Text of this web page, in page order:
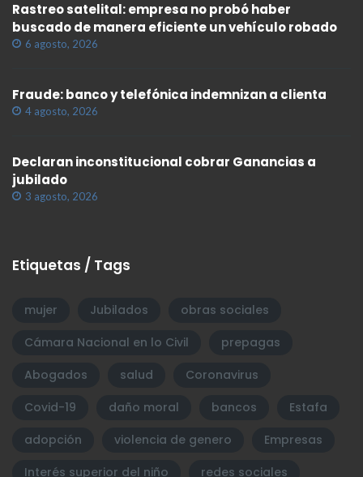
Rastreo satelital: empresa no probó haber
buscado de manera eficiente un vehículo robado
6 agosto, 2026
Fraude: banco y telefónica indemnizan a clienta
4 agosto, 2026
Declaran inconstitucional cobrar Ganancias a
jubilado
3 agosto, 2026
Etiquetas / Tags
mujer Jubilados
obras sociales
Cámara Nacional en lo Civil
prepagas
Abogados
salud
Coronavirus
Covid-19
daño moral bancos
Estafa
adopción
violencia de genero
Empresas
Interés superior del niño
redes sociales